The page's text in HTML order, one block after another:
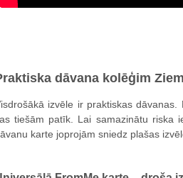
dāvana kolēģim
izvēle ir praktiskas
tiešām patīk. Lai samazinātu riska
karte joprojām sniedz plašas